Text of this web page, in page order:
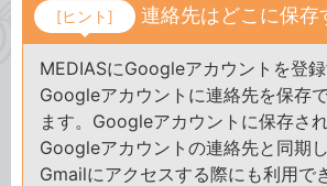
[ヒント] 連絡先はどこに保存
MEDIASにGoogleアカウントを登録
Googleアカウントに連絡先を保存
ます。Googleアカウントに保存され
Googleアカウントの連絡先と同期
Gmailにアクセスする際にも利用で